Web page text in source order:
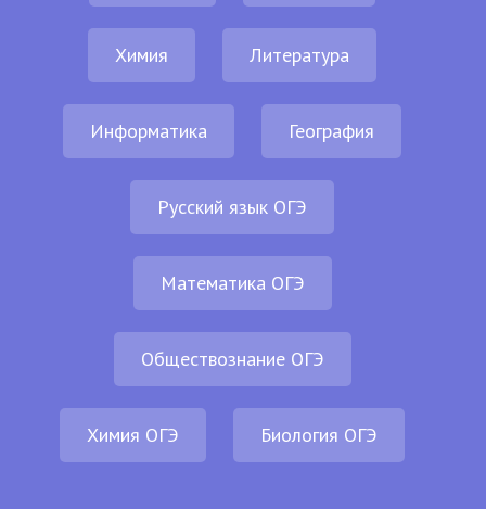
Химия Литература
Информатика География
Русский язык ОГЭ
Математика ОГЭ
Обществознание ОГЭ
Химия ОГЭ Биология ОГЭ